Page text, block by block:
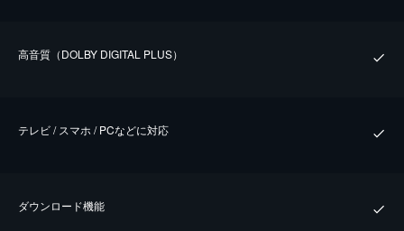
⾼⾳質（DOLBY DIGITAL PLUS）
テレビ / スマホ / PCなどに対応
ダウンロード機能